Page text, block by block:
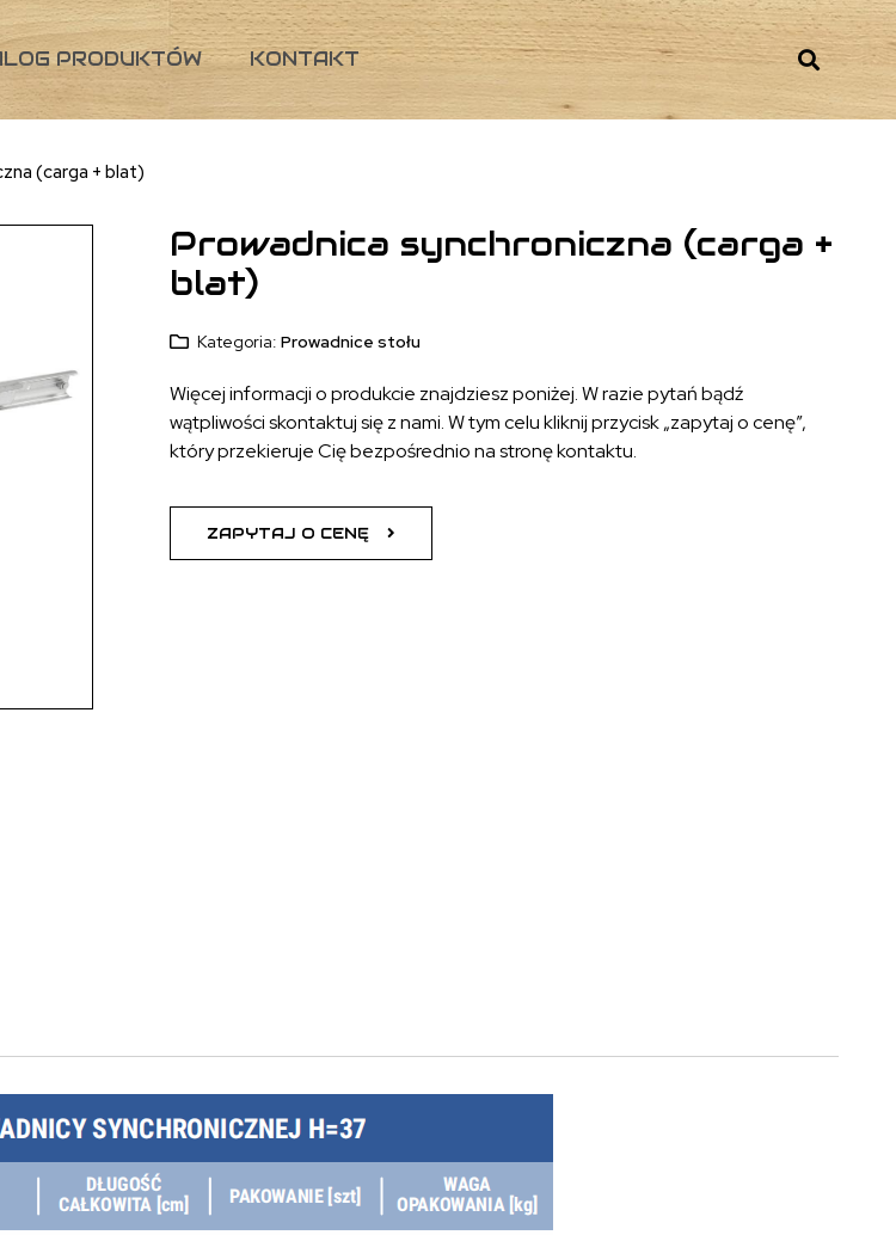
PRODUKTÓW KONTAKT
(carga + blat)
Prowadnica synchroniczna (carga +
blat)
Kategoria: Prowadnice stołu
Więcej informacji o produkcie znajdziesz poniżej. W razie pytań bądź
wątpliwości skontaktuj się z nami. W tym celu kliknij przycisk „zapytaj o cenę”,
który przekieruje Cię bezpośrednio na stronę kontaktu.
ZAPYTAJ O CENĘ